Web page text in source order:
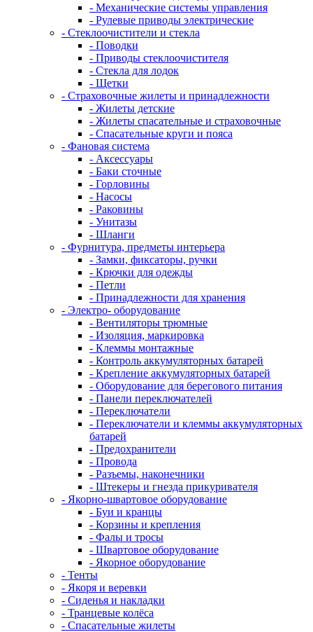
- Механические системы управления
- Рулевые приводы электрические
- Стеклоочистители и стекла
- Поводки
- Приводы стеклоочистителя
- Стекла для лодок
- Щетки
- Страховочные жилеты и принадлежности
- Жилеты детские
- Жилеты спасательные и страховочные
- Спасательные круги и пояса
- Фановая система
- Аксессуары
- Баки сточные
- Горловины
- Насосы
- Раковины
- Унитазы
- Шланги
- Фурнитура, предметы интерьера
- Замки, фиксаторы, ручки
- Крючки для одежды
- Петли
- Принадлежности для хранения
- Электро- оборудование
- Вентиляторы трюмные
- Изоляция, маркировка
- Клеммы монтажные
- Контроль аккумуляторных батарей
- Крепление аккумуляторных батарей
- Оборудование для берегового питания
- Панели переключателей
- Переключатели
- Переключатели и клеммы аккумуляторных
батарей
- Предохранители
- Провода
- Разъемы, наконечники
- Штекеры и гнезда прикуривателя
- Якорно-швартовое оборудование
- Буи и кранцы
- Корзины и крепления
- Фалы и тросы
- Швартовое оборудование
- Якорное оборудование
- Тенты
- Якоря и веревки
- Сиденья и накладки
- Транцевые колёса
- Спасательные жилеты